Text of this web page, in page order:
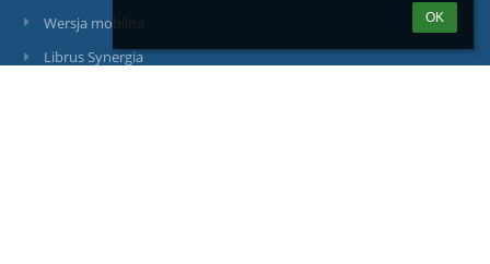
OK
Wersja mobilna
Librus Synergia